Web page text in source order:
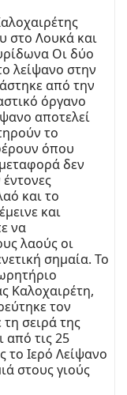
στο Λουκά και
Οι δύο
λείψανο στην
από την
όργανο
αποτελεί
το
όπου
δεν
και το
και
να
λαούς οι
σημαία. Το
Καλοχαιρέτη,
τον
σειρά της
από τις 25
το Ιερό Λείψανο
στους γιούς